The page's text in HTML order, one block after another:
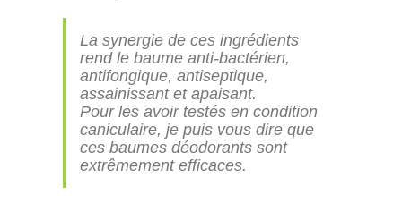
La synergie de ces ingrédients
rend le baume anti-bactérien,
antifongique, antiseptique,
assainissant et apaisant.
Pour les avoir testés en condition
caniculaire, je puis vous dire que
ces baumes déodorants sont
extrêmement efficaces.